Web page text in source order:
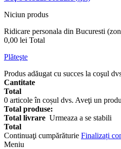
Niciun produs
Ridicare personala din Bucuresti
0,00 lei Total
Plăteşte
Produs adăugat cu succes la coşul
Cantitate
Total
0 articole în coșul dvs. Aveţi un
Total produse:
Total livrare Urmeaza a se stabili
Total
Continuaţi cumpărăturie Finalizați
Meniu